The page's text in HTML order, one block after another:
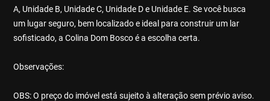
A, Unidade B, Unidade C, Unidade D e Unidade E. Se você busca
um lugar seguro, bem localizado e ideal para construir um lar
sofisticado, a Colina Dom Bosco é a escolha certa.
Observações:
OBS: O preço do imóvel está sujeito à alteração sem prévio aviso.